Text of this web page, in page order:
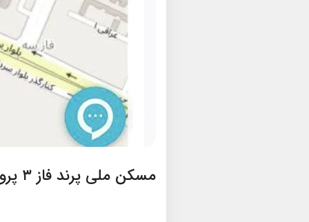
مسکن ملی پرند فاز ۳ پروژه امام حسن